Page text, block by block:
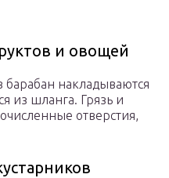
и овощей
барабан накладываются
из шланга. Грязь и
отверстия,